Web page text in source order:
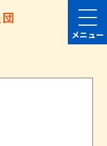
メニュー